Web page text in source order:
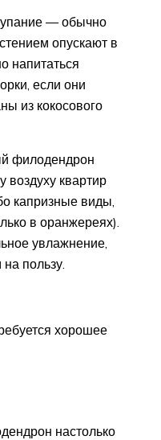
— обычно
опускают в
напитаться
если они
из кокосового
филодендрон
воздуху квартир
капризные виды,
в оранжереях).
увлажнение,
пользу.
хорошее
настолько